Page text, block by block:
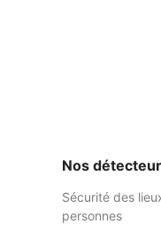
Nos
Sécurité des
personnes